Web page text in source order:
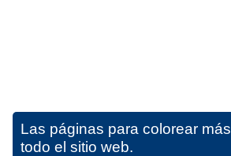
Las páginas para colorear
todo el sitio web.